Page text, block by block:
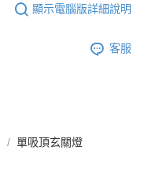
顯示電腦版詳細說明
客服
單吸頂玄關燈